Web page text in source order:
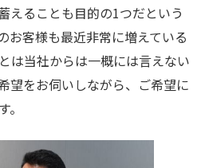
えることも目的の1つだという
お客様も最近非常に増えている
は当社からは一概には言えない
望をお伺いしながら、ご希望に